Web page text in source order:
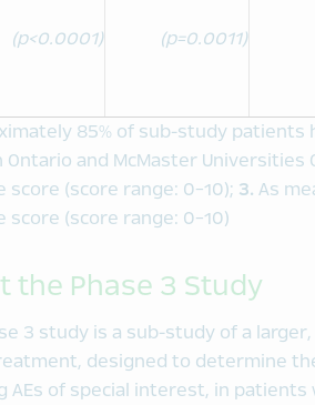
(p=0.0011)
(p<0.0001)
85% of sub-study patients
Ontario and McMaster Universities
score (score range: 0-10); 3. As
score (score range: 0-10)
the Phase 3 Study
3 study is a sub-study of a
designed to determine
AEs of special interest, in